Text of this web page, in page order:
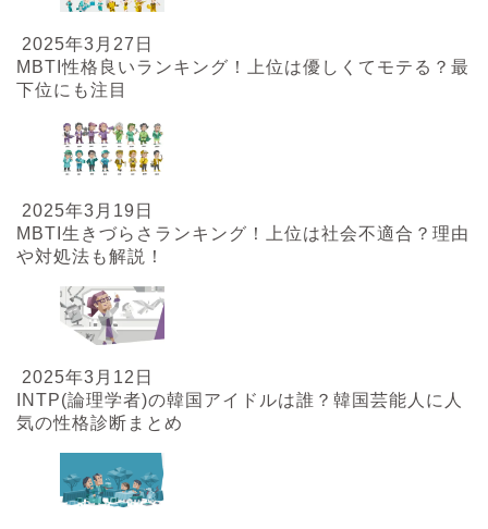
2025年3月27日
MBTI性格良いランキング！上位は優しくてモテる？最
下位にも注目
2025年3月19日
MBTI生きづらさランキング！上位は社会不適合？理由
や対処法も解説！
2025年3月12日
INTP(論理学者)の韓国アイドルは誰？韓国芸能人に人
気の性格診断まとめ